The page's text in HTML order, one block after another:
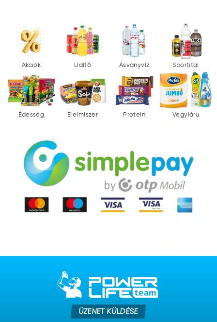
Akciók Üdítő Ásványvíz Sportital
Édesség Élelmiszer Protein Vegyiáru
ÜZENET KÜLDÉSE